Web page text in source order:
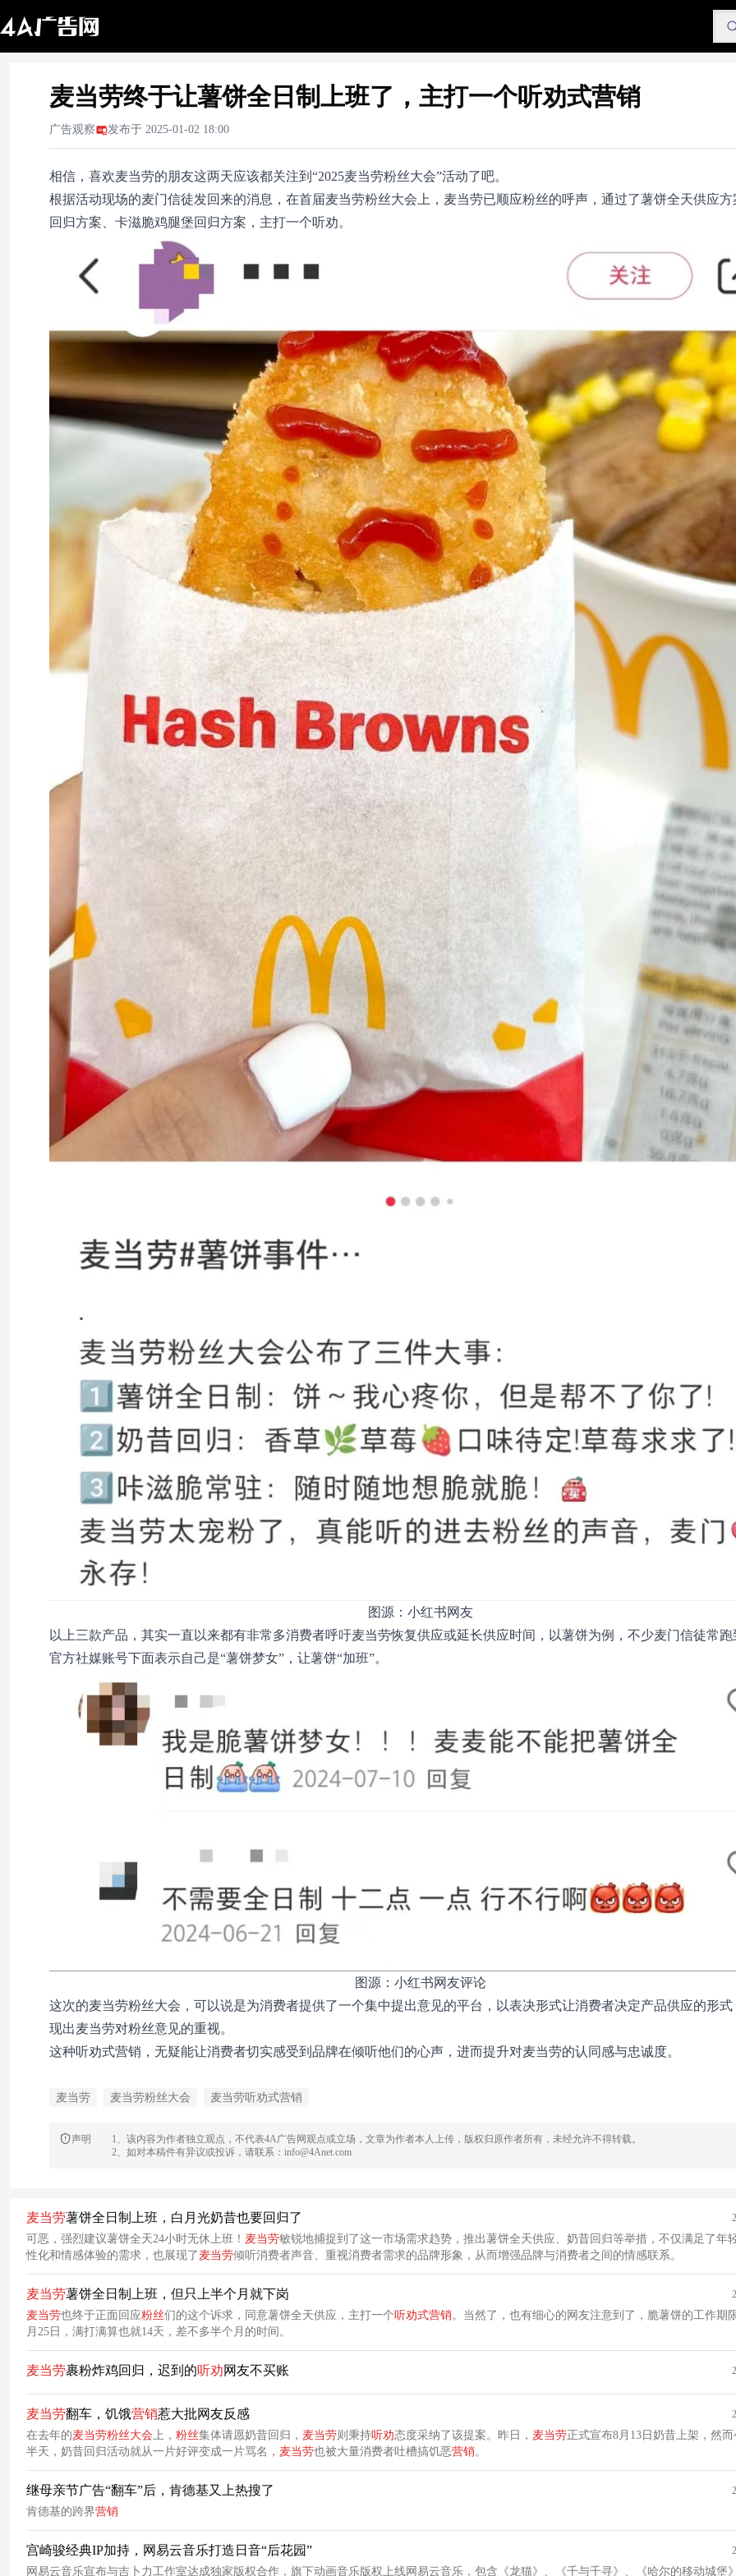
麦当劳终于让薯饼全日制上班了，主打一个听劝式营销
广告观察 发布于 2025-01-02 18:00
相信，喜欢麦当劳的朋友这两天应该都关注到“2025麦当劳粉丝大会”活动了吧。
根据活动现场的麦门信徒发回来的消息，在首届麦当劳粉丝大会上，麦当劳已顺应粉丝的呼声，通过了薯饼全天供应方
回归方案、卡滋脆鸡腿堡回归方案，主打一个听劝。
图源：小红书网友
以上三款产品，其实一直以来都有非常多消费者呼吁麦当劳恢复供应或延长供应时间，以薯饼为例，不少麦门信徒常
官方社媒账号下面表示自己是“薯饼梦女”，让薯饼“加班”。
图源：小红书网友评论
这次的麦当劳粉丝大会，可以说是为消费者提供了一个集中提出意见的平台，以表决形式让消费者决定产品供应的形式
现出麦当劳对粉丝意见的重视。
这种听劝式营销，无疑能让消费者切实感受到品牌在倾听他们的心声，进而提升对麦当劳的认同感与忠诚度。
麦当劳 麦当劳粉丝大会 麦当劳听劝式营销
声明
1、该内容为作者独立观点，不代表4A广告网观点或立场，文章为作者本人上传，版权归原作者所有，未经允许不得转载。
2、如对本稿件有异议或投诉，请联系：info@4Anet.com
麦当劳薯饼全日制上班，白月光奶昔也要回归了
可恶，强烈建议薯饼全天24小时无休上班！ 麦当劳敏锐地捕捉到了这一市场需求趋势，推出薯饼全天供应、奶昔回归等举措，不仅满足了年
性化和情感体验的需求，也展现了 麦当劳倾听消费者声音、重视消费者需求的品牌形象，从而增强品牌与消费者之间的情感联系。
麦当劳薯饼全日制上班，但只上半个月就下岗
麦当劳也终于正面回应粉丝们的这个诉求，同意薯饼全天供应，主打一个 听劝式营销 。当然了，也有细心的网友注意到了，脆薯饼的工作期
月25日，满打满算也就14天，差不多半个月的时间。
麦当劳裹粉炸鸡回归，迟到的听劝网友不买账
麦当劳翻车，饥饿营销惹大批网友反感
在去年的麦当劳粉丝大会 上， 粉丝集体请愿奶昔回归， 麦当劳则秉持听劝态度采纳了该提案。昨日， 麦当劳正式宣布8月13日奶昔上架，然
半天，奶昔回归活动就从一片好评变成一片骂名， 麦当劳也被大量消费者吐槽搞饥恶营销 。
继母亲节广告“翻车”后，肯德基又上热搜了
肯德基的跨界营销
宫崎骏经典IP加持，网易云音乐打造日音“后花园”
网易云音乐宣布与吉卜力工作室达成独家版权合作，旗下动画音乐版权上线网易云音乐，包含《龙猫》、《千与千寻》、《哈尔的移动城堡